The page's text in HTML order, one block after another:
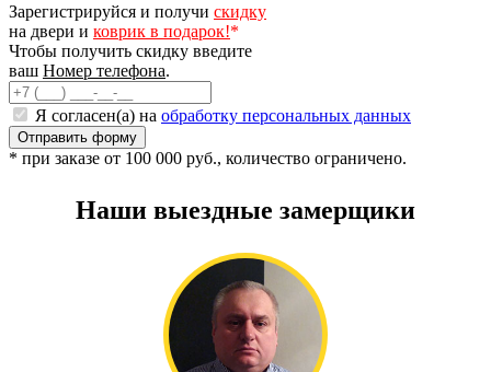
Зарегистрируйся и получи скидку
на двери и коврик в подарок!*
Чтобы получить скидку введите
ваш Номер телефона.
Я согласен(а) на обработку персональных данных
* при заказе от 100 000 руб., количество ограничено.
Наши выездные замерщики